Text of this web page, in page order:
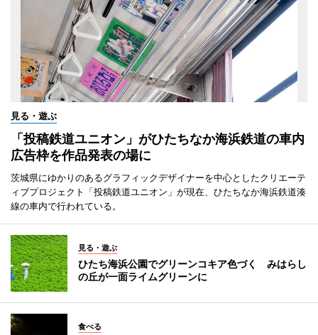
見る・遊ぶ
「投稿鉄道ユニオン」がひたちなか海浜鉄道の車内
広告枠を作品発表の場に
茨城県にゆかりのあるグラフィックデザイナーを中心としたクリエーテ
ィブプロジェクト「投稿鉄道ユニオン」が現在、ひたちなか海浜鉄道湊
線の車内で行われている。
見る・遊ぶ
ひたち海浜公園でグリーンコキア色づく みはらし
の丘が一面ライムグリーンに
食べる